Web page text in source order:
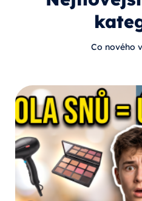
Co nového